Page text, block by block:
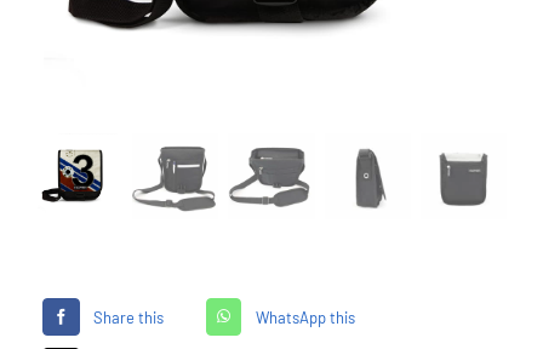
Segelankauf
Kontakt
Share this WhatsApp this